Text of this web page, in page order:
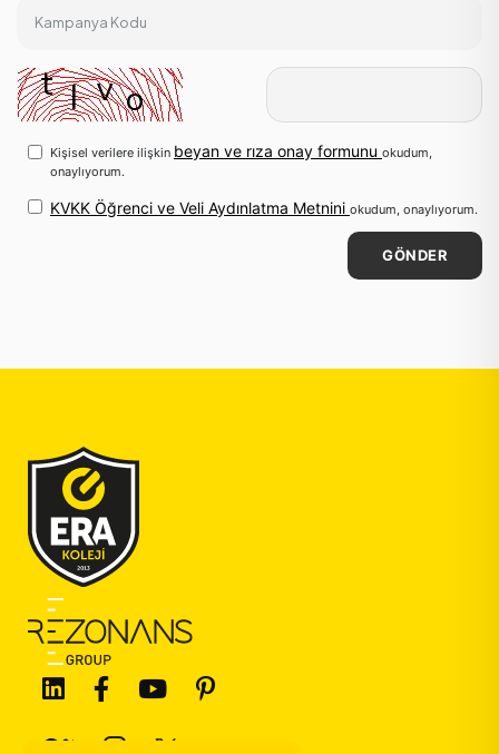
Kampanya Kodu
Kişisel verilere ilişkin beyan ve rıza onay formunu okudum,
onaylıyorum.
KVKK Öğrenci ve Veli Aydınlatma Metnini okudum, onaylıyorum.
GÖNDER